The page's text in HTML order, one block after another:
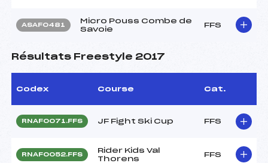
ASAF0481
Micro Pouss Combe de
Savoie
FFS
Résultats Freestyle 2017
Codex Course Cat.
RNAF0071.FFS JF Fight Ski Cup FFS
RNAF0052.FFS
Rider Kids Val
Thorens
FFS